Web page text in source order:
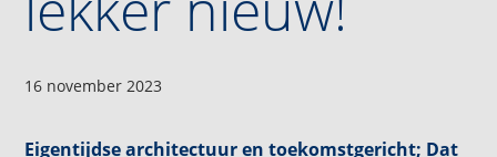
16 november 2023
Eigentijdse architectuur en toekomstgericht; Dat